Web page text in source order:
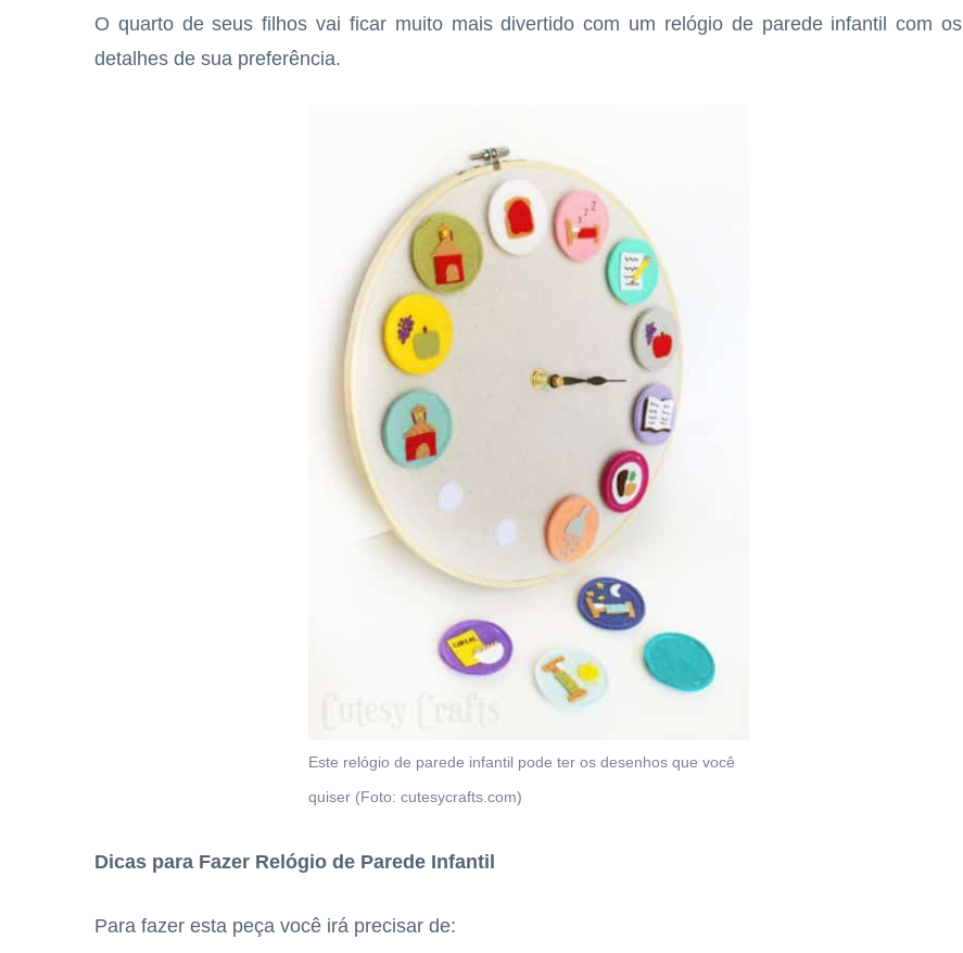
O quarto de seus filhos vai ficar muito mais divertido com um relógio de parede infantil com os
detalhes de sua preferência.
Este relógio de parede infantil pode ter os desenhos que você
quiser (Foto: cutesycrafts.com)
Dicas para Fazer Relógio de Parede Infantil
Para fazer esta peça você irá precisar de: